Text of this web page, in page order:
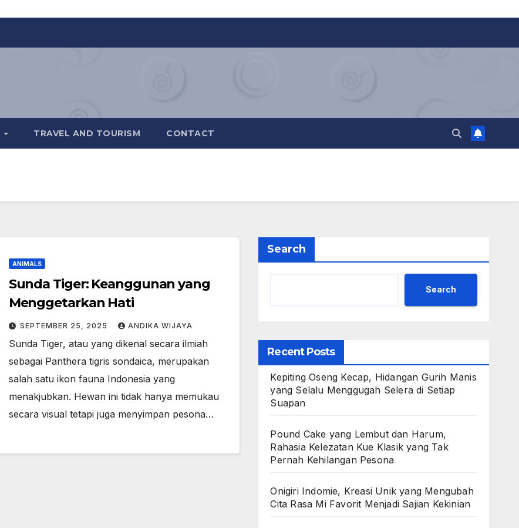
TRAVEL AND TOURISM CONTACT
ANIMALS
Sunda Tiger: Keanggunan yang
Menggetarkan Hati
SEPTEMBER 25, 2025 ANDIKA WIJAYA
Sunda Tiger, atau yang dikenal secara ilmiah
sebagai Panthera tigris sondaica, merupakan
salah satu ikon fauna Indonesia yang
menakjubkan. Hewan ini tidak hanya memukau
secara visual tetapi juga menyimpan pesona…
Search
Search
Recent Posts
Kepiting Oseng Kecap, Hidangan Gurih Manis
yang Selalu Menggugah Selera di Setiap
Suapan
Pound Cake yang Lembut dan Harum,
Rahasia Kelezatan Kue Klasik yang Tak
Pernah Kehilangan Pesona
Onigiri Indomie, Kreasi Unik yang Mengubah
Cita Rasa Mi Favorit Menjadi Sajian Kekinian